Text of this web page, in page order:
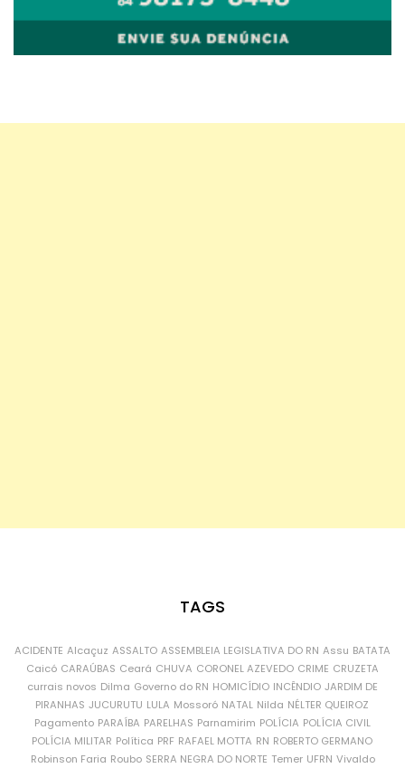
TAGS
ACIDENTE Alcaçuz ASSALTO ASSEMBLEIA LEGISLATIVA DO RN Assu BATATA
Caicó CARAÚBAS Ceará CHUVA CORONEL AZEVEDO CRIME CRUZETA
currais novos Dilma Governo do RN HOMICÍDIO INCÊNDIO JARDIM DE
PIRANHAS JUCURUTU LULA Mossoró NATAL Nilda NÉLTER QUEIROZ
Pagamento PARAÍBA PARELHAS Parnamirim POLÍCIA POLÍCIA CIVIL
POLÍCIA MILITAR Política PRF RAFAEL MOTTA RN ROBERTO GERMANO
Robinson Faria Roubo SERRA NEGRA DO NORTE Temer UFRN Vivaldo